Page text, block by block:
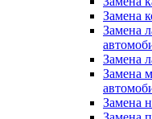
Замена
Замена
Замена
Замена
Замена